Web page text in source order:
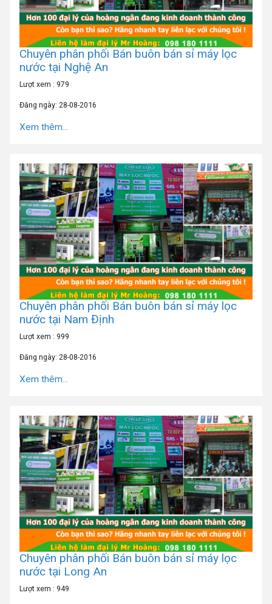
Chuyên phân phối Bán buôn bán sỉ máy lọc
nước tại Nghệ An
Lượt xem : 979
Đăng ngày: 28-08-2016
Xem thêm...
Chuyên phân phối Bán buôn bán sỉ máy lọc
nước tại Nam Định
Lượt xem : 999
Đăng ngày: 28-08-2016
Xem thêm...
Chuyên phân phối Bán buôn bán sỉ máy lọc
nước tại Long An
Lượt xem : 949